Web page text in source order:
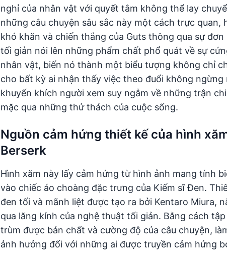
nghỉ của nhân vật với quyết tâm không thể lay
những câu chuyện sâu sắc này một cách trực
khó khăn và chiến thắng của Guts thông qua sự
tối giản nói lên những phẩm chất phổ quát về sự
nhân vật, biến nó thành một biểu tượng không chỉ
cho bất kỳ ai nhận thấy việc theo đuổi không
khuyến khích người xem suy ngẫm về những trận
mặc qua những thử thách của cuộc sống.
Nguồn cảm hứng thiết kế của hình
Berserk
Hình xăm này lấy cảm hứng từ hình ảnh mang tính
vào chiếc áo choàng đặc trưng của Kiếm sĩ Đen.
đen tối và mãnh liệt được tạo ra bởi Kentaro Miura,
qua lăng kính của nghệ thuật tối giản. Bằng cách
trùm được bản chất và cường độ của câu chuyện,
ảnh hưởng đối với những ai được truyền cảm hứng